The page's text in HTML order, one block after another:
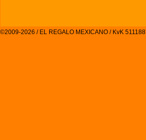
©2009-2026 / EL REGALO MEXICANO / KvK